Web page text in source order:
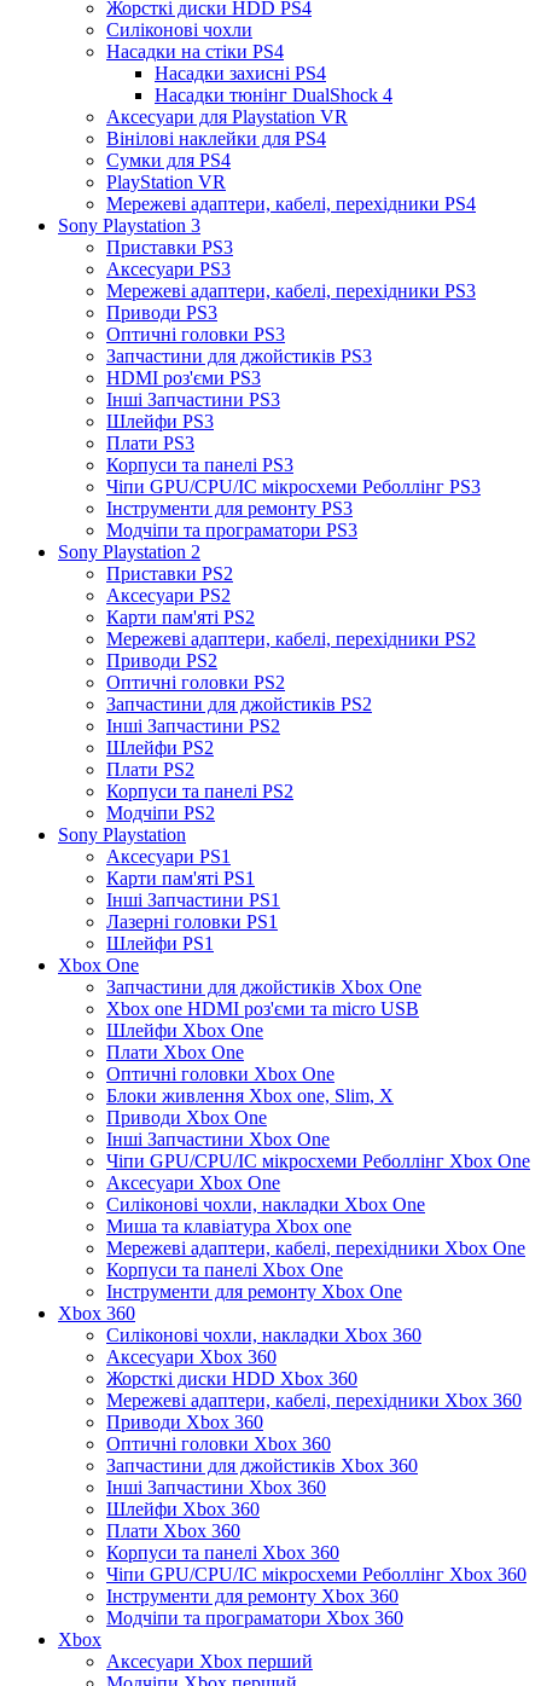
Жорсткі диски HDD PS4
Силіконові чохли
Насадки на стіки PS4
Насадки захисні PS4
Насадки тюнінг DualShock 4
Аксесуари для Playstation VR
Вінілові наклейки для PS4
Сумки для PS4
PlayStation VR
Мережеві адаптери, кабелі, перехідники PS4
Sony Playstation 3
Приставки PS3
Аксесуари PS3
Мережеві адаптери, кабелі, перехідники PS3
Приводи PS3
Оптичні головки PS3
Запчастини для джойстиків PS3
HDMI роз'єми PS3
Інші Запчастини PS3
Шлейфи PS3
Плати PS3
Корпуси та панелі PS3
Чіпи GPU/CPU/IC мікросхеми Реболлінг PS3
Інструменти для ремонту PS3
Модчіпи та програматори PS3
Sony Playstation 2
Приставки PS2
Аксесуари PS2
Карти пам'яті PS2
Мережеві адаптери, кабелі, перехідники PS2
Приводи PS2
Оптичні головки PS2
Запчастини для джойстиків PS2
Інші Запчастини PS2
Шлейфи PS2
Плати PS2
Корпуси та панелі PS2
Модчіпи PS2
Sony Playstation
Аксесуари PS1
Карти пам'яті PS1
Інші Запчастини PS1
Лазерні головки PS1
Шлейфи PS1
Xbox One
Запчастини для джойстиків Xbox One
Xbox one HDMI роз'єми та micro USB
Шлейфи Xbox One
Плати Xbox One
Оптичні головки Xbox One
Блоки живлення Xbox one, Slim, X
Приводи Xbox One
Інші Запчастини Xbox One
Чіпи GPU/CPU/IC мікросхеми Реболлінг Xbox One
Аксесуари Xbox One
Силіконові чохли, накладки Xbox One
Миша та клавіатура Xbox one
Мережеві адаптери, кабелі, перехідники Xbox One
Корпуси та панелі Xbox One
Інструменти для ремонту Xbox One
Xbox 360
Силіконові чохли, накладки Xbox 360
Аксесуари Xbox 360
Жорсткі диски HDD Xbox 360
Мережеві адаптери, кабелі, перехідники Xbox 360
Приводи Xbox 360
Оптичні головки Xbox 360
Запчастини для джойстиків Xbox 360
Інші Запчастини Xbox 360
Шлейфи Xbox 360
Плати Xbox 360
Корпуси та панелі Xbox 360
Чіпи GPU/CPU/IC мікросхеми Реболлінг Xbox 360
Інструменти для ремонту Xbox 360
Модчіпи та програматори Xbox 360
Xbox
Аксесуари Xbox перший